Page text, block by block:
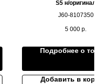
S5 н/оригинал
J60-8107350
5 000 р.
Подробнее о
Добавить в